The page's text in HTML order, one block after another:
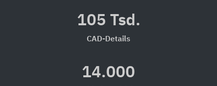
105 Tsd.
CAD-Details
14.000